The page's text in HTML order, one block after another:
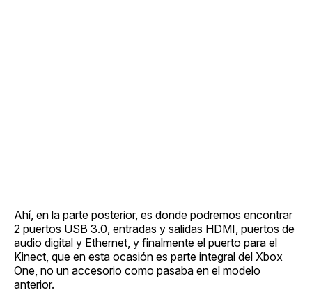
Ahí, en la parte posterior, es donde podremos encontrar
2 puertos USB 3.0, entradas y salidas HDMI, puertos de
audio digital y Ethernet, y finalmente el puerto para el
Kinect, que en esta ocasión es parte integral del Xbox
One, no un accesorio como pasaba en el modelo
anterior.